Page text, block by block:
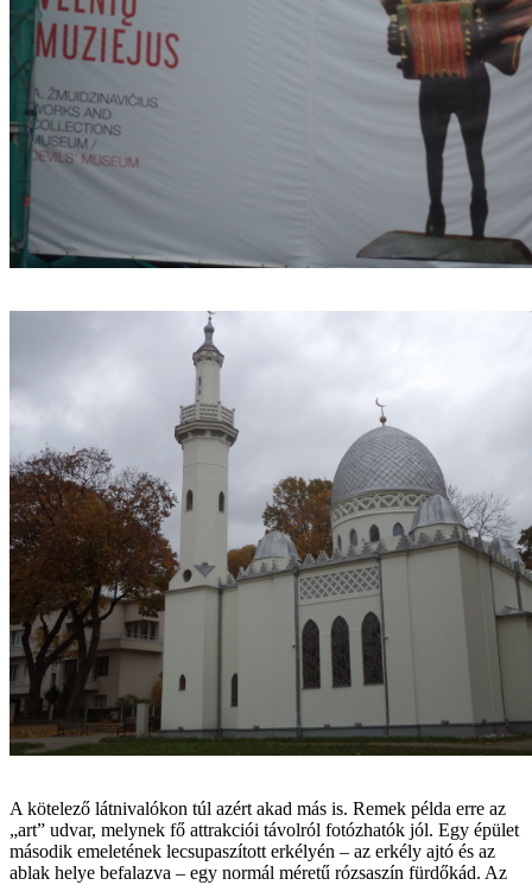
A kötelező látnivalókon túl azért akad más is. Remek példa erre az
„art” udvar, melynek fő attrakciói távolról fotózhatók jól. Egy épület
második emeletének lecsupaszított erkélyén – az erkély ajtó és az
ablak helye befalazva – egy normál méretű rózsaszín fürdőkád. Az